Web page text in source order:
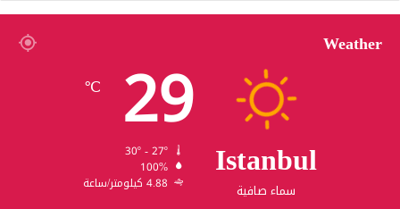
Weather
Istanbul
سماء صافية
29
℃
100%
4.88 كيلومتر/ساعة